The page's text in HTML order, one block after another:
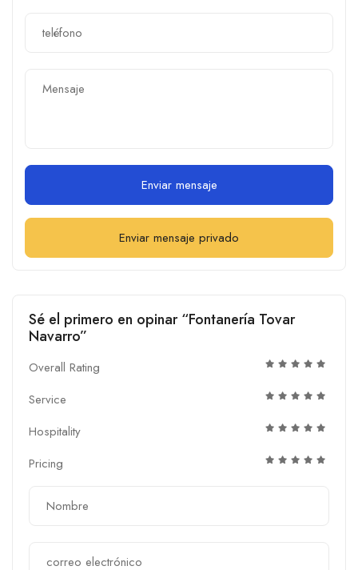
Enviar mensaje
Enviar mensaje privado
Sé el primero en opinar “Fontanería Tovar
Navarro”
Overall Rating
Service
Hospitality
Pricing